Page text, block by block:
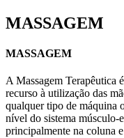
MASSAGEM
MASSAGEM
A Massagem Terapêutica
recurso à utilização das
qualquer tipo de máquina
nível do sistema músculo-
principalmente na coluna